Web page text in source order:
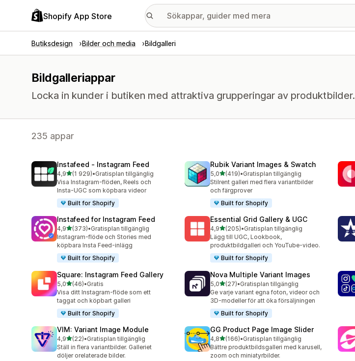
Shopify App Store
Butiksdesign Bilder och media Bildgalleri
Bildgalleriappar
Locka in kunder i butiken med attraktiva grupperingar av produktbilder.
235 appar
Instafeed ‑ Instagram Feed
4,9av 5 stjärnor
(1 929)
1929 recensioner totalt
•Gratisplan tillgänglig
Visa Instagram-flöden, Reels och
Insta-UGC som köpbara videor
Built for Shopify
Rubik Variant Images & Swatch
5,0av 5 stjärnor
(419)
419 recensioner totalt
•Gratisplan tillgänglig
Stilrent galleri med flera variantbilder
och färgprover
Built for Shopify
Instafeed for Instagram Feed
4,9av 5 stjärnor
(373)
373 recensioner totalt
•Gratisplan tillgänglig
Instagram-flöde och Stories med
köpbara Insta Feed-inlägg
Built for Shopify
Essential Grid Gallery & UGC
4,9av 5 stjärnor
(205)
205 recensioner totalt
•Gratisplan tillgänglig
Lägg till UGC, Lookbook,
produktbildgalleri och YouTube-video.
Built for Shopify
Square: Instagram Feed Gallery
5,0av 5 stjärnor
(46)
46 recensioner totalt
•Gratis
Visa ditt Instagram-flöde som ett
taggat och köpbart galleri
Built for Shopify
Nova Multiple Variant Images
5,0av 5 stjärnor
(27)
27 recensioner totalt
•Gratisplan tillgänglig
Ge varje variant egna foton, videor och
3D-modeller för att öka försäljningen
Built for Shopify
VIM: Variant Image Module
4,9av 5 stjärnor
(22)
22 recensioner totalt
•Gratisplan tillgänglig
Ställ in flera variantbilder. Galleriet
döljer orelaterade bilder.
GG Product Page Image Slider
4,8av 5 stjärnor
(166)
166 recensioner totalt
•Gratisplan tillgänglig
Bättre produktbildsgalleri med karusell,
zoom och miniatyrbilder.